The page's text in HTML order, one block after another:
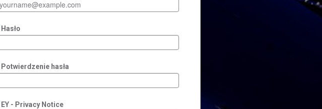
Hasło
Potwierdzenie hasła
EY - Privacy Notice